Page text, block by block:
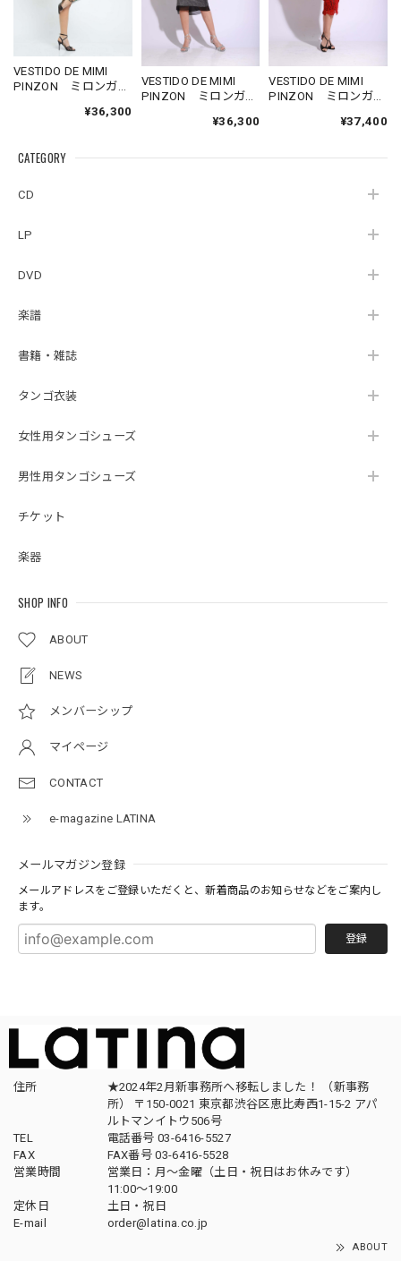
CATEGORY
CD
LP
DVD
楽譜
書籍・雑誌
タンゴ衣装
女性用タンゴシューズ
男性用タンゴシューズ
チケット
楽器
SHOP INFO
ABOUT
NEWS
メンバーシップ
マイページ
CONTACT
e-magazine LATINA
メールマガジン登録
メールアドレスをご登録いただくと、新着商品のお知らせなどをご案内し
ます。
登録
VESTIDO DE MIMI
PINZON ミロンガ
ピース Mサイズ¥36,300
VESTIDO DE MIMI
PINZON ミロンガ
トレッチ定番デザイ
ズ
¥36,300
VESTIDO DE MIMI
PINZON ミロンガ
テタイトワンピー¥37,400
住所
★2024年2月新事務所へ移転しました！ （新事務
所） 〒150-0021 東京都渋谷区恵比寿西1-15-2 アパ
ルトマンイトウ506号
TEL
電話番号 03-6416-5527
FAX
FAX番号 03-6416-5528
営業時間
営業日：月〜金曜（土日・祝日はお休みです）
11:00〜19:00
定休日
土日・祝日
E-mail
order@latina.co.jp
ABOUT